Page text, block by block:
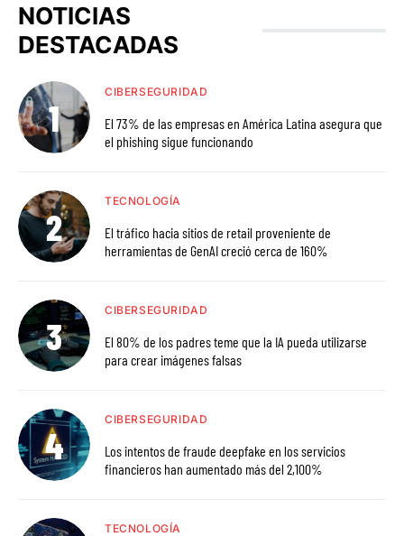
NOTICIAS
DESTACADAS
CIBERSEGURIDAD
El 73% de las empresas en América Latina asegura que
el phishing sigue funcionando
TECNOLOGÍA
El tráfico hacia sitios de retail proveniente de
herramientas de GenAI creció cerca de 160%
CIBERSEGURIDAD
El 80% de los padres teme que la IA pueda utilizarse
para crear imágenes falsas
CIBERSEGURIDAD
Los intentos de fraude deepfake en los servicios
financieros han aumentado más del 2,100%
TECNOLOGÍA